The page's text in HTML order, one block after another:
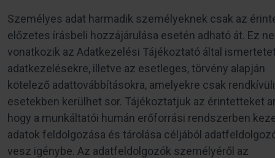
Személyes adat harmadik személyeknek csak az
előzetes írásbeli hozzájárulása esetén adható át. Ez
vonatkozik az Adatkezelési Tájékoztató által
adatkezelésekre, illetve az esetleges, törvény alapján
kötelező adattovábbításokra, amelyekre csak rendkívüli
esetekben kerülhet sor. Tájékoztatjuk az érintetteket
hogy a munkáltatói humán erőforrási rendszerben
adatok feldolgozása és tárolása céljából
vesz igénybe. Az adatfeldolgozók személyéről az